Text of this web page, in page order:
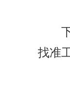
找准